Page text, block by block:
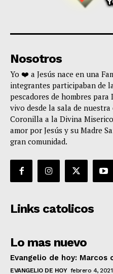
Nosotros
Yo ❤️ a Jesús nace en una
integrantes participaban de
pescadores de hombres
vivo desde la sala de
Coronilla a la Divina
amor por Jesús y su Madre
gran comunidad.
Links catolicos
Lo mas nuevo
Evangelio de hoy:
EVANGELIO DE HOY febrero 4, 2021